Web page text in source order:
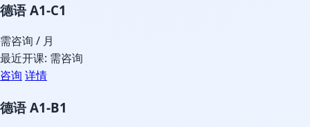
德语 A1-C1
需咨询 / 月
最近开课: 需咨询
咨询 详情
德语 A1-B1